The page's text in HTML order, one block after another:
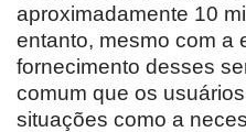
aproximadamente 10
entanto, mesmo com a
fornecimento desses
comum que os
situações como a